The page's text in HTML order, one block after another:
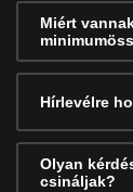
Miért
Hírlevélre
Olyan
csináljak?